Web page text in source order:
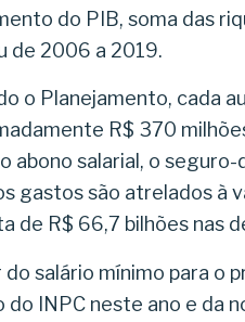
do PIB, soma das
de 2006 a 2019.
o Planejamento, cada
R$ 370
abono salarial, o
gastos são atrelados à
de R$ 66,7 bilhões nas
do salário mínimo para o
INPC neste ano e da